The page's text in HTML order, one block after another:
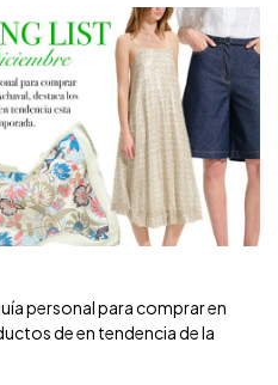
personal para comprar en
de en tendencia de la